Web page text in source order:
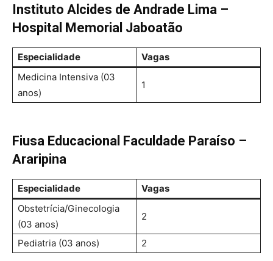
Instituto Alcides de Andrade Lima –
Hospital Memorial Jaboatão
Especialidade
Vagas
Medicina Intensiva (03
anos)
1
Fiusa Educacional Faculdade Paraíso –
Araripina
Especialidade
Vagas
Obstetrícia/Ginecologia
(03 anos)
2
Pediatria (03 anos) 2